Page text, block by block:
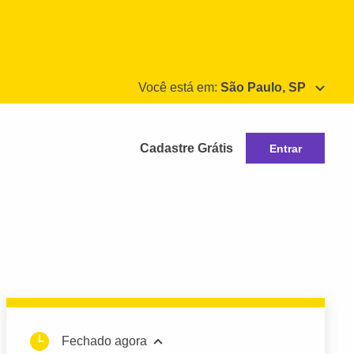
Você está em: São Paulo, SP
Cadastre Grátis Entrar
Fechado agora